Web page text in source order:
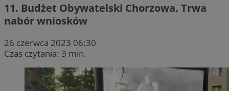
11. Budżet Obywatelski Chorzowa. Trwa
nabór wniosków
26 czerwca 2023 06:30
Czas czytania: 3 min.